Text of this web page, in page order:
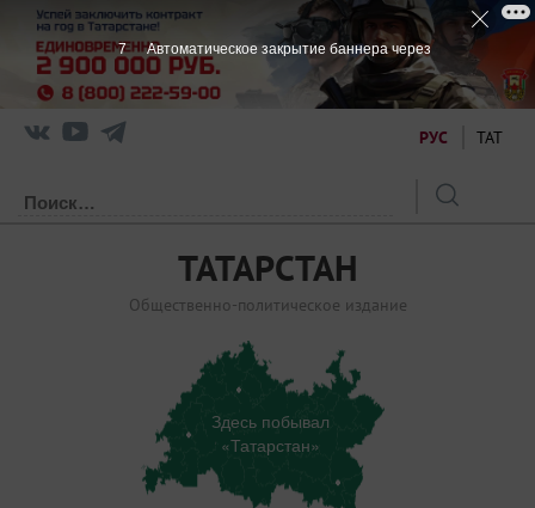
РУС ТАТ
ТАТАРСТАН
Общественно-политическое издание
Здесь побывал
«Татарстан»
7 Автоматическое закрытие баннера через